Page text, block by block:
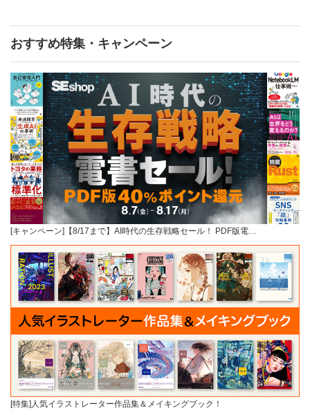
おすすめ特集・キャンペーン
[キャンペーン]【8/17まで】AI時代の生存戦略セール！ PDF版電…
[特集]人気イラストレーター作品集＆メイキングブック！